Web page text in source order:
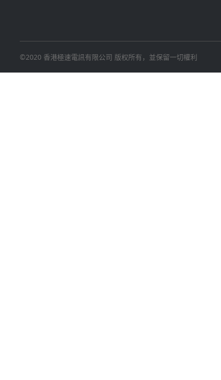
©2020 香港極速電訊有限公司 版权所有，並保留一切權利